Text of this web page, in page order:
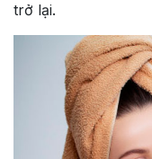
trở lại.